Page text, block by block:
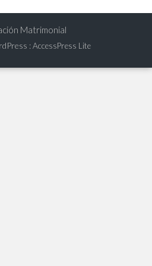
Matrimonial
:AccessPress Lite